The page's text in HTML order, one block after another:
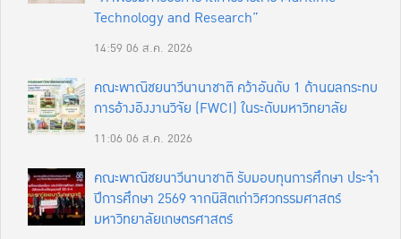
Technology and Research”
14:59 06 ส.ค. 2026
คณะพาณิชยนาวีนานาชาติ คว้าอันดับ 1 ด้านผลกระทบ
การอ้างอิงงานวิจัย (FWCI) ในระดับมหาวิทยาลัย
11:06 06 ส.ค. 2026
คณะพาณิชยนาวีนานาชาติ รับมอบทุนการศึกษา ประจำ
ปีการศึกษา 2569 จากนิสิตเก่าวิศวกรรมศาสตร์
มหาวิทยาลัยเกษตรศาสตร์